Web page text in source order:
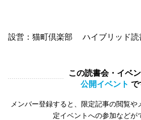
設営：猫町倶楽部 ハイブリッド読
この読書会・イベ
公開イベント で
メンバー登録すると、限定記事の閲覧
定イベントへの参加などが